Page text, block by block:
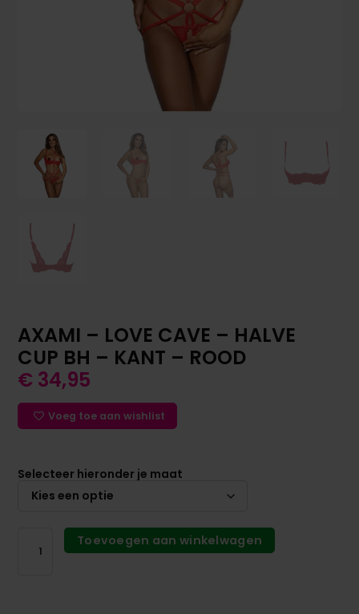
AXAMI – LOVE CAVE – HALVE
CUP BH – KANT – ROOD
€ 34,95
Voeg toe aan wishlist
Selecteer hieronder je maat
Toevoegen aan winkelwagen